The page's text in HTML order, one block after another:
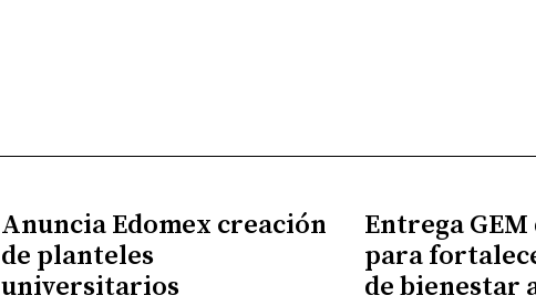
Anuncia Edomex creación
de planteles
universitarios
Entrega
para
de bienestar